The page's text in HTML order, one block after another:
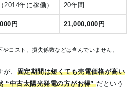
2014年に稼働） 20年間
円 21,000,000円
コスト、損失係数などは含んでいません。
、 固定期間は短くても売電価格が高い
“中古太陽光発電の方がお得”だという